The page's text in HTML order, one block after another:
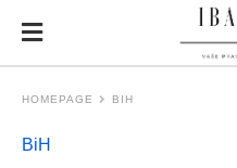
HOMEPAGE BIH
BiH